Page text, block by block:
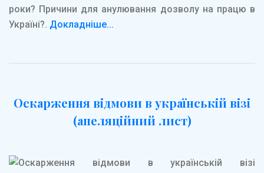
роки? Причини для анулювання дозволу на працю в
Україні?. Докладніше...
Оскарження відмови в українській візі
(апеляційний лист)